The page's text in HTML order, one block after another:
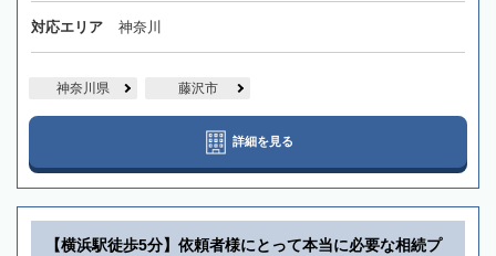
対応エリア 神奈川
神奈川県 藤沢市
詳細を見る
【横浜駅徒歩5分】依頼者様にとって本当に必要な相続プ